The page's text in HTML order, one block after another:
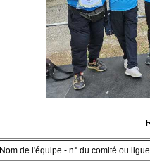
Nom de l'équipe - n° du comité ou ligue